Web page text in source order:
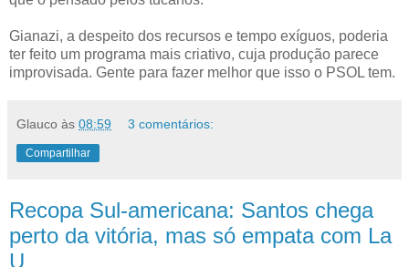
Gianazi, a despeito dos recursos e tempo exíguos, poderia
ter feito um programa mais criativo, cuja produção parece
improvisada. Gente para fazer melhor que isso o PSOL tem.
Glauco às 08:59 3 comentários:
Compartilhar
Recopa Sul-americana: Santos chega
perto da vitória, mas só empata com La
U